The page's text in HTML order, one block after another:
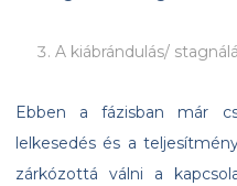
A kiábrándulás/
Ebben a fázisban már
lelkesedés és a
zárkózottá válni a